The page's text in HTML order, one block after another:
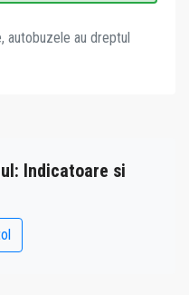
autobuzele au dreptul
Indicatoare si